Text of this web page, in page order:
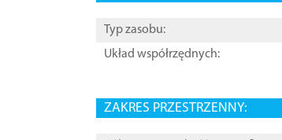
Typ zasobu:
Układ współrzędnych:
ZAKRES PRZESTRZENNY: